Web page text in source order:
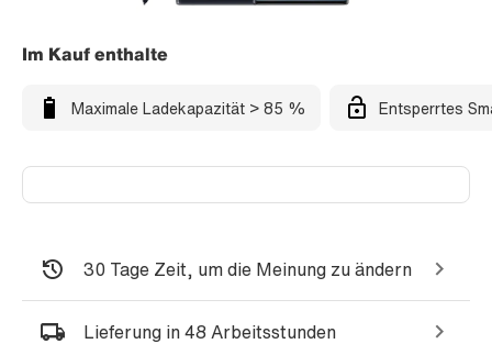
Im Kauf enthalte
Maximale Ladekapazität > 85 % Entsperrtes
30 Tage Zeit, um die Meinung zu ändern
Lieferung in 48 Arbeitsstunden